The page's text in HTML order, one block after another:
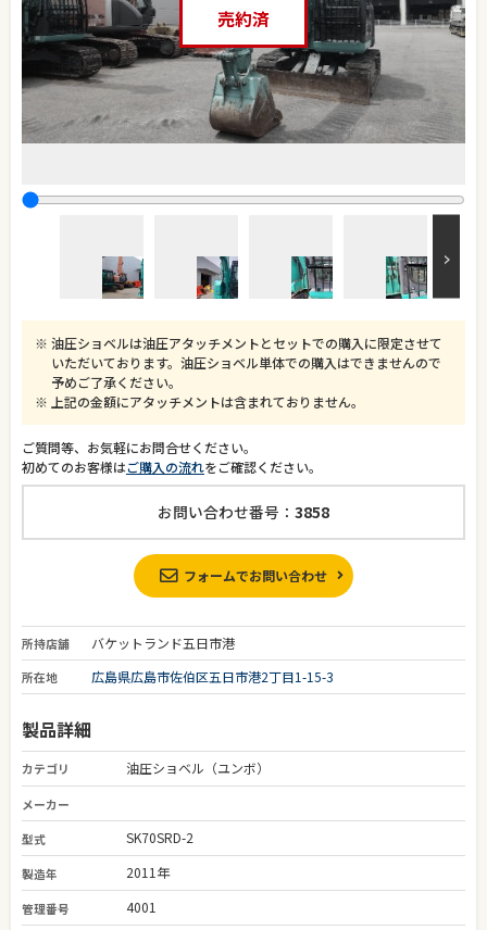
売約済
油圧ショベルは油圧アタッチメントとセットでの購入に限定させて
いただいております。油圧ショベル単体での購入はできませんので
予めご了承ください。
上記の金額にアタッチメントは含まれておりません。
ご質問等、お気軽にお問合せください。
初めてのお客様はご購入の流れをご確認ください。
お問い合わせ番号： 3858
フォームでお問い合わせ
所持店舗 バケットランド五日市港
所在地 広島県広島市佐伯区五日市港2丁目1-15-3
製品詳細
カテゴリ 油圧ショベル（ユンボ）
メーカー
型式 SK70SRD-2
製造年 2011年
管理番号 4001